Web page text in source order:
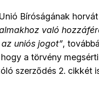
Bíróságának horvát
való
uniós jogot”,
a törvény
szerződés 2. cikkét